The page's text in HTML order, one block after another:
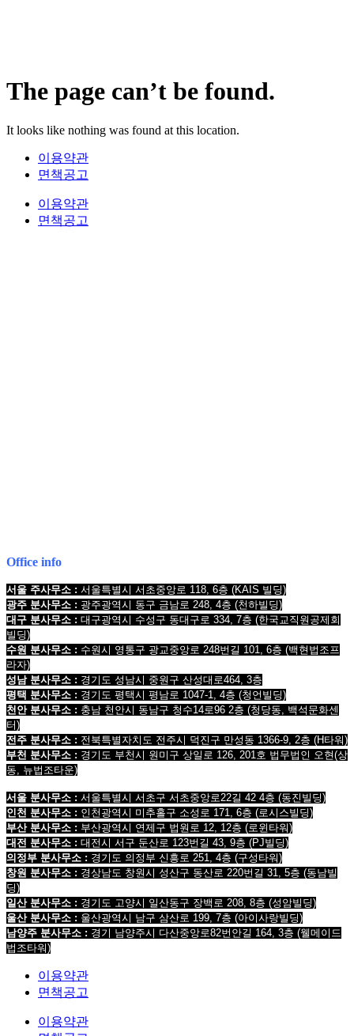
The page can’t be found.
It looks like nothing was found at this location.
이용약관
면책공고
이용약관
면책공고
Office info
서울 주사무소 : 서울특별시 서초중앙로 118, 6층 (KAIS 빌딩)
광주 분사무소 : 광주광역시 동구 금남로 248, 4층 (천하빌딩)
대구 분사무소 : 대구광역시 수성구 동대구로 334, 7층 (한국교직원공제회
빌딩)
수원 분사무소 : 수원시 영통구 광교중앙로 248번길 101, 6층 (백현법조프
라자)
성남 분사무소 : 경기도 성남시 중원구 산성대로464, 3층
평택 분사무소 : 경기도 평택시 평남로 1047-1, 4층 (청언빌딩)
천안 분사무소 : 충남 천안시 동남구 청수14로96 2층 (청당동, 백석문화센
터)
전주 분사무소 : 전북특별자치도 전주시 덕진구 만성동 1366-9, 2층 (H타워)
부천 분사무소 : 경기도 부천시 원미구 상일로 126, 201호 법무법인 오현(상
동, 뉴법조타운)
서울 분사무소 : 서울특별시 서초구 서초중앙로22길 42 4층 (동진빌딩)
인천 분사무소 : 인천광역시 미추홀구 소성로 171, 6층 (로시스빌딩)
부산 분사무소 : 부산광역시 연제구 법원로 12, 12층 (로윈타워)
대전 분사무소 : 대전시 서구 둔산로 123번길 43, 9층 (PJ빌딩)
의정부 분사무소 : 경기도 의정부 신흥로 251, 4층 (구성타워)
창원 분사무소 : 경상남도 창원시 성산구 동산로 220번길 31, 5층 (동남빌
딩)
일산 분사무소 : 경기도 고양시 일산동구 장백로 208, 8층 (성암빌딩)
울산 분사무소 : 울산광역시 남구 삼산로 199, 7층 (아이사랑빌딩)
남양주 분사무소 : 경기 남양주시 다산중앙로82번안길 164, 3층 (웰메이드
법조타워)
이용약관
면책공고
이용약관